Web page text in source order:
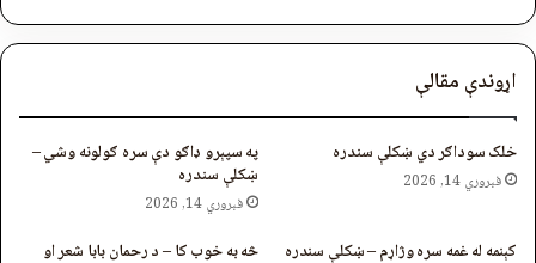
اړوندې مقالې
خلک سوداګر دي ښکلې سندره
فبروري 14, 2026
په سپېرو ډاګو دې سره ګولونه وشي –
ښکلې سندره
فبروري 14, 2026
کېنمه له غمه سره وژاړم – ښکلې سندره څه به خوب کا – د رحمان بابا شعر او